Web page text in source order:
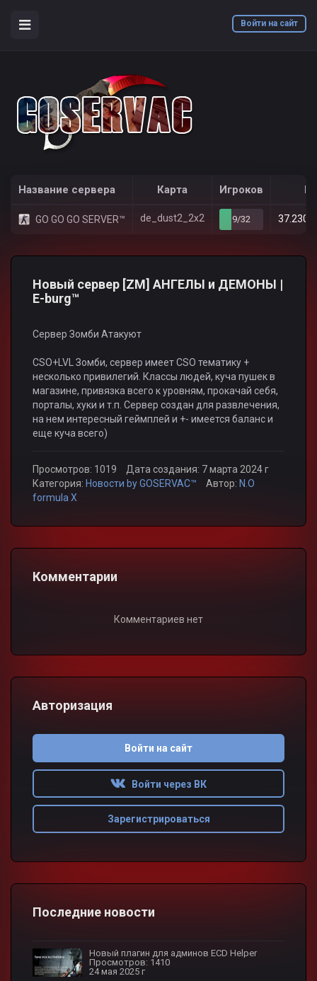
Войти на сайт
Название сервера Карта Игроков
GO GO GO SERVER™ de_dust2_2x2 9/32
Новый сервер [ZM] АНГЕЛЫ и ДЕМОНЫ |
E-burg™
Сервер Зомби Атакуют
CSO+LVL Зомби, сервер имеет CSO тематику +
несколько привилегий. Классы людей, куча пушек в
магазине, привязка всего к уровням, прокачай себя,
порталы, хуки и т.п. Сервер создан для развлечения,
на нем интересный геймплей и +- имеется баланс и
еще куча всего)
Просмотров: 1019
Дата создания: 7 марта 2024 г
Категория: Новости by GOSERVAC™ Автор: N.O
formula X
Комментарии
Комментариев нет
Авторизация
Войти на сайт
Войти через ВК
Зарегистрироваться
Последние новости
Новый плагин для админов EСD Helper
Просмотров: 1410
24 мая 2025 г